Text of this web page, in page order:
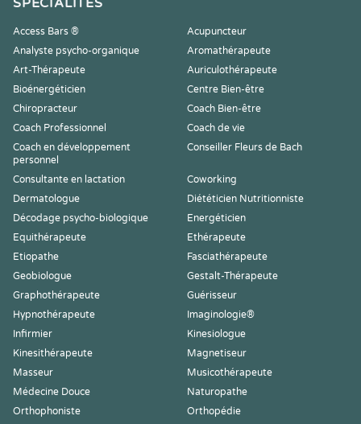
SPÉCIALITÉS
Access Bars ®
Acupuncteur
Analyste psycho-organique
Aromathérapeute
Art-Thérapeute
Auriculothérapeute
Bioénergéticien
Centre Bien-être
Chiropracteur
Coach Bien-être
Coach Professionnel
Coach de vie
Coach en développement
personnel
Conseiller Fleurs de Bach
Consultante en lactation
Coworking
Dermatologue
Diététicien Nutritionniste
Décodage psycho-biologique
Energéticien
Equithérapeute
Ethérapeute
Etiopathe
Fasciathérapeute
Geobiologue
Gestalt-Thérapeute
Graphothérapeute
Guérisseur
Hypnothérapeute
Imaginologie®
Infirmier
Kinesiologue
Kinesithérapeute
Magnetiseur
Masseur
Musicothérapeute
Médecine Douce
Naturopathe
Orthophoniste
Orthopédie